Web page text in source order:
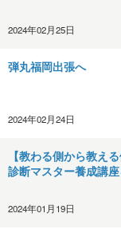
2024年02月25日
弾丸福岡出張へ
2024年02月24日
【教わる側から教え
診断マスター養成講
2024年01月19日